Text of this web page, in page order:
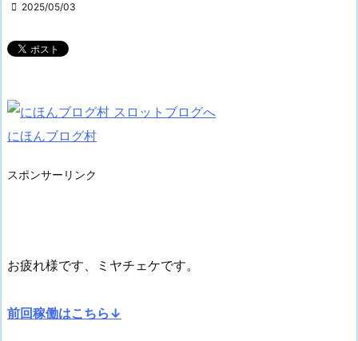
 2025/05/03
にほんブログ村
スポンサーリンク
お疲れ様です、ミヤチェケです。
前回稼働はこちら↓